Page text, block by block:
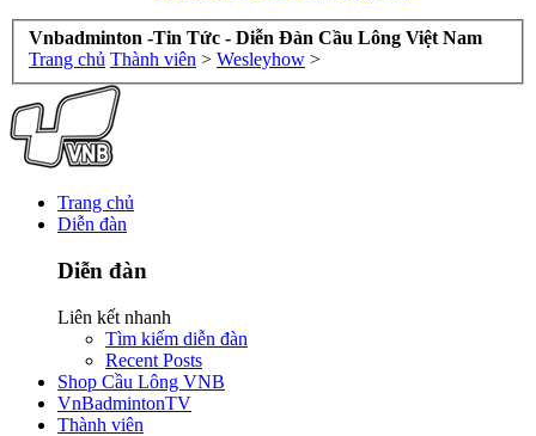
Vnbadminton -Tin Tức - Diễn Đàn Cầu Lông Việt Nam
Trang chủ Thành viên > Wesleyhow >
Trang chủ
Diễn đàn
Diễn đàn
Liên kết nhanh
Tìm kiếm diễn đàn
Recent Posts
Shop Cầu Lông VNB
VnBadmintonTV
Thành viên